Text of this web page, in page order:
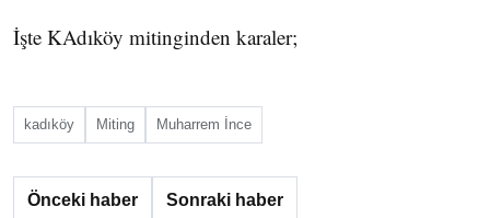
İşte KAdıköy mitinginden karaler;
kadıköy Miting Muharrem İnce
Önceki haber Sonraki haber